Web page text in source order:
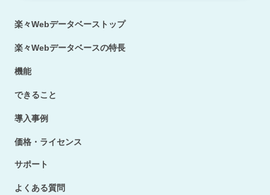
楽々Webデータベーストップ
楽々Webデータベースの特長
機能
できること
導入事例
価格・ライセンス
サポート
よくある質問